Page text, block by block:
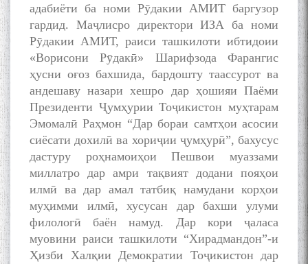
адабиёти ба номи Рӯдакии АМИТ баргузор
гардид. Маҷлисро директори ИЗА ба номи
Рӯдакии АМИТ, раиси ташкилоти ибтидоии
«Ворисони Рӯдакӣ» Шарифзода Фарангис
ҳусни оғоз бахшида, бардошту таассурот ва
андешаву назари хешро дар ҳошияи Паёми
Президенти Ҷумҳурии Тоҷикистон муҳтарам
Эмомалӣ Раҳмон “Дар бораи самтҳои асосии
сиёсати дохилӣ ва хориҷии ҷумҳурӣ”, бахусус
дастуру роҳнамоиҳои Пешвои муаззами
миллатро дар амри тақвият додани пояҳои
илмӣ ва дар амал татбиқ намудани корҳои
муҳимми илмӣ, хусусан дар бахши улуми
филологӣ баён намуд. Дар кори ҷаласа
муовини раиси ташкилоти “Хирадмандон”-и
Ҳизби Халқии Демократии Тоҷикистон дар
БА МУНОСИБАТИ
БУЗУРГДОШТИ РӮЗИ РӮДАКӢ
Дар Академияи миллии
илмҳои Тоҷикистон бахшида
ба 100-солагии мунаққиду
адабиётшинос Соҳиб
Табаров ҳамоиши илмӣ-
назариявӣ баргузор гардид.